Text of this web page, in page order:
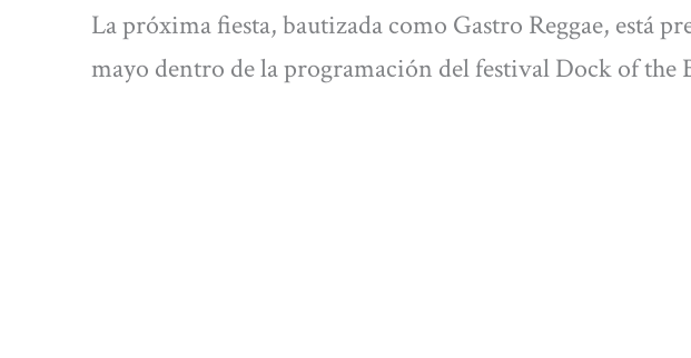
La próxima fiesta, bautizada como Gastro Reggae, está
mayo dentro de la programación del festival Dock of the